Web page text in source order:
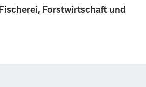
Forstwirtschaft und